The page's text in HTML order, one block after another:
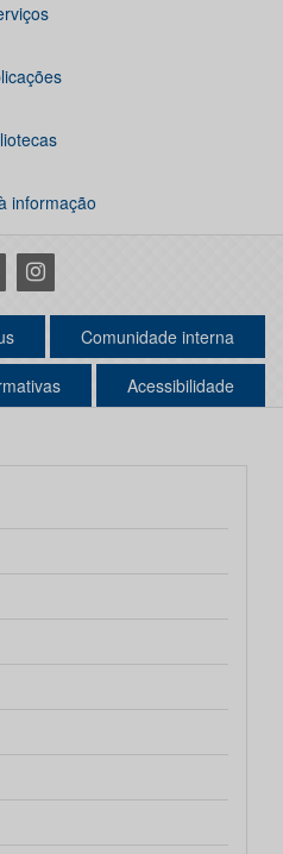
informação
Instagram
Comunidade interna
Acessibilidade